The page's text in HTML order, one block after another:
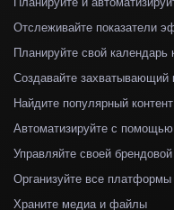
Отслеживайте показатели
Планируйте свой календарь
Создавайте захватывающий
Найдите популярный контент
Автоматизируйте с
Управляйте своей
Организуйте все платформы
Храните медиа и файлы